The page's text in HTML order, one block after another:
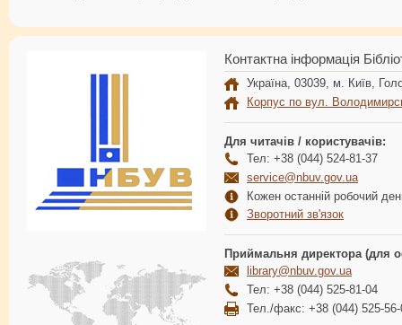
Контактна інформація
Україна, 03039, м. Київ,
Корпус по вул.
Для читачів / користувачів:
Тел: +38 (044) 524-81-37
service@nbuv.gov.ua
Кожен останній робочий
Зворотний зв'язок
Приймальня директора (для
library@nbuv.gov.ua
Тел: +38 (044) 525-81-04
Тел./факс: +38 (044) 525-56-